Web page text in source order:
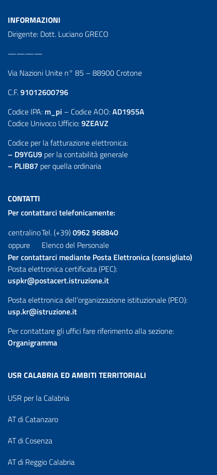
INFORMAZIONI
Dirigente: Dott. Luciano GRECO
————
Via Nazioni Unite n° 85 – 88900 Crotone
C.F.91012600796
Codice IPA: m_pi – Codice AOO:AD1955A
Codice Univoco Ufficio:9ZEAVZ
Codice per la fatturazione elettronica:
– D9YGU9 per la contabilità generale
– PLIB87 per quella ordinaria
CONTATTI
Per contattarci telefonicamente:
centralinoTel. (+39)0962 968840
oppure
Elenco del Personale
Per contattarci mediante Posta Elettronica (consigliato)
Posta elettronica certificata (PEC):
uspkr@postacert.istruzione.it
Posta elettronica dell’organizzazione istituzionale (PEO):
usp.kr@istruzione.it
Per contattare gli uffici fare riferimento alla sezione:
Organigramma
USR CALABRIA ED AMBITI TERRITORIALI
USR per la Calabria
AT di Catanzaro
AT di Cosenza
AT di Reggio Calabria